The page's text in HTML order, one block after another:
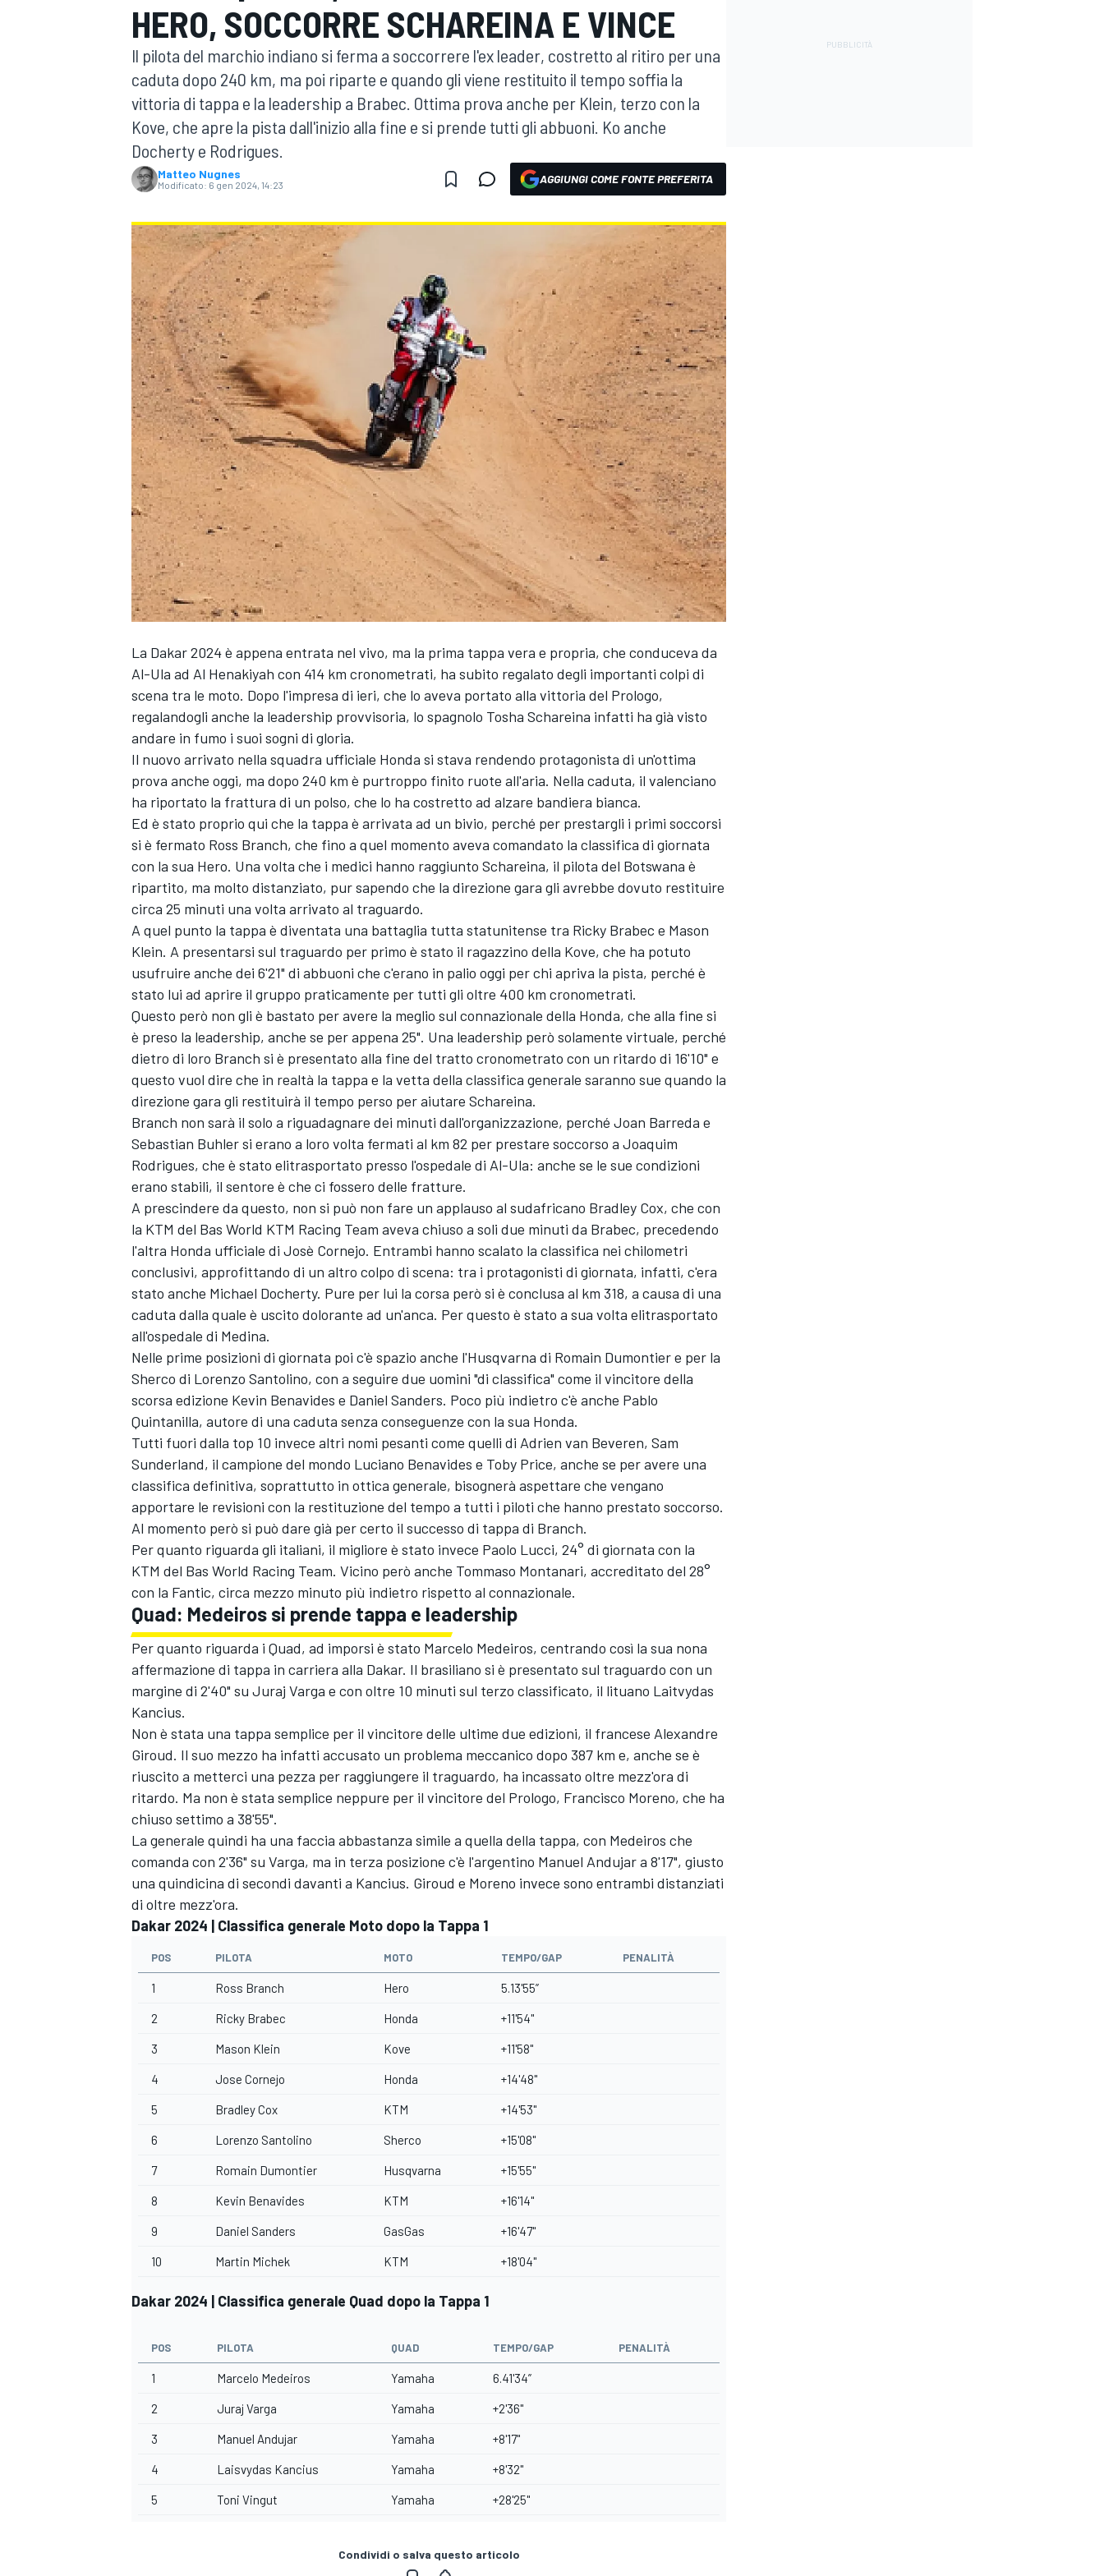
MOTOGP WEC
MONOPOSTO
ENDURANCE/GT
MONOMARCA
HERO, SOCCORRE SCHAREINA E VINCE
Il pilota del marchio indiano si ferma a soccorrere l'ex leader, costretto al ritiro per una
caduta dopo 240 km, ma poi riparte e quando gli viene restituito il tempo soffia la
vittoria di tappa e la leadership a Brabec. Ottima prova anche per Klein, terzo con la
Kove, che apre la pista dall'inizio alla fine e si prende tutti gli abbuoni. Ko anche
Docherty e Rodrigues.
Matteo Nugnes
Modificato: 6 gen 2024, 14:23 AGGIUNGI COME FONTE PREFERITA
La Dakar 2024 è appena entrata nel vivo, ma la prima tappa vera e propria, che conduceva da
Al-Ula ad Al Henakiyah con 414 km cronometrati, ha subito regalato degli importanti colpi di
scena tra le moto. Dopo l'impresa di ieri, che lo aveva portato alla vittoria del Prologo,
regalandogli anche la leadership provvisoria, lo spagnolo Tosha Schareina infatti ha già visto
andare in fumo i suoi sogni di gloria.
Il nuovo arrivato nella squadra ufficiale Honda si stava rendendo protagonista di un'ottima
prova anche oggi, ma dopo 240 km è purtroppo finito ruote all'aria. Nella caduta, il valenciano
ha riportato la frattura di un polso, che lo ha costretto ad alzare bandiera bianca.
Ed è stato proprio qui che la tappa è arrivata ad un bivio, perché per prestargli i primi soccorsi
si è fermato Ross Branch, che fino a quel momento aveva comandato la classifica di giornata
con la sua Hero. Una volta che i medici hanno raggiunto Schareina, il pilota del Botswana è
ripartito, ma molto distanziato, pur sapendo che la direzione gara gli avrebbe dovuto restituire
circa 25 minuti una volta arrivato al traguardo.
A quel punto la tappa è diventata una battaglia tutta statunitense tra Ricky Brabec e Mason
Klein. A presentarsi sul traguardo per primo è stato il ragazzino della Kove, che ha potuto
usufruire anche dei 6'21" di abbuoni che c'erano in palio oggi per chi apriva la pista, perché è
stato lui ad aprire il gruppo praticamente per tutti gli oltre 400 km cronometrati.
Questo però non gli è bastato per avere la meglio sul connazionale della Honda, che alla fine si
è preso la leadership, anche se per appena 25". Una leadership però solamente virtuale, perché
dietro di loro Branch si è presentato alla fine del tratto cronometrato con un ritardo di 16'10" e
questo vuol dire che in realtà la tappa e la vetta della classifica generale saranno sue quando la
direzione gara gli restituirà il tempo perso per aiutare Schareina.
Branch non sarà il solo a riguadagnare dei minuti dall'organizzazione, perché Joan Barreda e
Sebastian Buhler si erano a loro volta fermati al km 82 per prestare soccorso a Joaquim
Rodrigues, che è stato elitrasportato presso l'ospedale di Al-Ula: anche se le sue condizioni
erano stabili, il sentore è che ci fossero delle fratture.
A prescindere da questo, non si può non fare un applauso al sudafricano Bradley Cox, che con
la KTM del Bas World KTM Racing Team aveva chiuso a soli due minuti da Brabec, precedendo
l'altra Honda ufficiale di Josè Cornejo. Entrambi hanno scalato la classifica nei chilometri
conclusivi, approfittando di un altro colpo di scena: tra i protagonisti di giornata, infatti, c'era
stato anche Michael Docherty. Pure per lui la corsa però si è conclusa al km 318, a causa di una
caduta dalla quale è uscito dolorante ad un'anca. Per questo è stato a sua volta elitrasportato
all'ospedale di Medina.
Nelle prime posizioni di giornata poi c'è spazio anche l'Husqvarna di Romain Dumontier e per la
Sherco di Lorenzo Santolino, con a seguire due uomini "di classifica" come il vincitore della
scorsa edizione Kevin Benavides e Daniel Sanders. Poco più indietro c'è anche Pablo
Quintanilla, autore di una caduta senza conseguenze con la sua Honda.
Tutti fuori dalla top 10 invece altri nomi pesanti come quelli di Adrien van Beveren, Sam
Sunderland, il campione del mondo Luciano Benavides e Toby Price, anche se per avere una
classifica definitiva, soprattutto in ottica generale, bisognerà aspettare che vengano
apportare le revisioni con la restituzione del tempo a tutti i piloti che hanno prestato soccorso.
Al momento però si può dare già per certo il successo di tappa di Branch.
Per quanto riguarda gli italiani, il migliore è stato invece Paolo Lucci, 24° di giornata con la
KTM del Bas World Racing Team. Vicino però anche Tommaso Montanari, accreditato del 28°
con la Fantic, circa mezzo minuto più indietro rispetto al connazionale.
Quad: Medeiros si prende tappa e leadership
Per quanto riguarda i Quad, ad imporsi è stato Marcelo Medeiros, centrando così la sua nona
affermazione di tappa in carriera alla Dakar. Il brasiliano si è presentato sul traguardo con un
margine di 2'40" su Juraj Varga e con oltre 10 minuti sul terzo classificato, il lituano Laitvydas
Kancius.
Non è stata una tappa semplice per il vincitore delle ultime due edizioni, il francese Alexandre
Giroud. Il suo mezzo ha infatti accusato un problema meccanico dopo 387 km e, anche se è
riuscito a metterci una pezza per raggiungere il traguardo, ha incassato oltre mezz'ora di
ritardo. Ma non è stata semplice neppure per il vincitore del Prologo, Francisco Moreno, che ha
chiuso settimo a 38'55".
La generale quindi ha una faccia abbastanza simile a quella della tappa, con Medeiros che
comanda con 2'36" su Varga, ma in terza posizione c'è l'argentino Manuel Andujar a 8'17", giusto
una quindicina di secondi davanti a Kancius. Giroud e Moreno invece sono entrambi distanziati
di oltre mezz'ora.
Dakar 2024 | Classifica generale Moto dopo la Tappa 1
POS PILOTA MOTO TEMPO/GAP PENALITÀ
1 Ross Branch Hero 5.13'55”
2 Ricky Brabec Honda +11'54"
3 Mason Klein Kove +11'58"
4 Jose Cornejo Honda +14'48"
5 Bradley Cox KTM +14'53"
6 Lorenzo Santolino Sherco +15'08"
7 Romain Dumontier Husqvarna +15'55"
8 Kevin Benavides KTM +16'14"
9 Daniel Sanders GasGas +16'47"
10 Martin Michek KTM +18'04"
Dakar 2024 | Classifica generale Quad dopo la Tappa 1
POS PILOTA QUAD TEMPO/GAP PENALITÀ
1 Marcelo Medeiros Yamaha 6.41'34”
2 Juraj Varga Yamaha +2'36"
3 Manuel Andujar Yamaha +8'17"
4 Laisvydas Kancius Yamaha +8'32"
5 Toni Vingut Yamaha +28'25"
Condividi o salva questo articolo